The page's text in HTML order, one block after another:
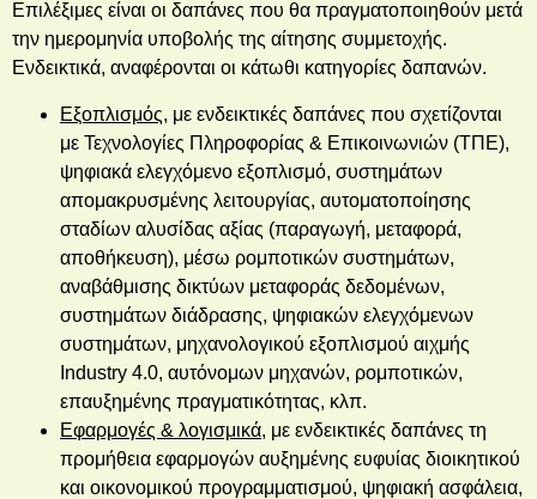
Επιλέξιμες είναι οι δαπάνες που θα πραγματοποιηθούν μετά
την ημερομηνία υποβολής της αίτησης συμμετοχής.
Ενδεικτικά, αναφέρονται οι κάτωθι κατηγορίες δαπανών.
Εξοπλισμός, με ενδεικτικές δαπάνες που σχετίζονται
με Τεχνολογίες Πληροφορίας & Επικοινωνιών (ΤΠΕ),
ψηφιακά ελεγχόμενο εξοπλισμό, συστημάτων
απομακρυσμένης λειτουργίας, αυτοματοποίησης
σταδίων αλυσίδας αξίας (παραγωγή, μεταφορά,
αποθήκευση), μέσω ρομποτικών συστημάτων,
αναβάθμισης δικτύων μεταφοράς δεδομένων,
συστημάτων διάδρασης, ψηφιακών ελεγχόμενων
συστημάτων, μηχανολογικού εξοπλισμού αιχμής
Industry 4.0, αυτόνομων μηχανών, ρομποτικών,
επαυξημένης πραγματικότητας, κλπ.
Εφαρμογές & λογισμικά, με ενδεικτικές δαπάνες τη
προμήθεια εφαρμογών αυξημένης ευφυίας διοικητικού
και οικονομικού προγραμματισμού, ψηφιακή ασφάλεια,